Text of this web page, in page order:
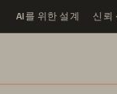
AI를 위한 설계 신뢰